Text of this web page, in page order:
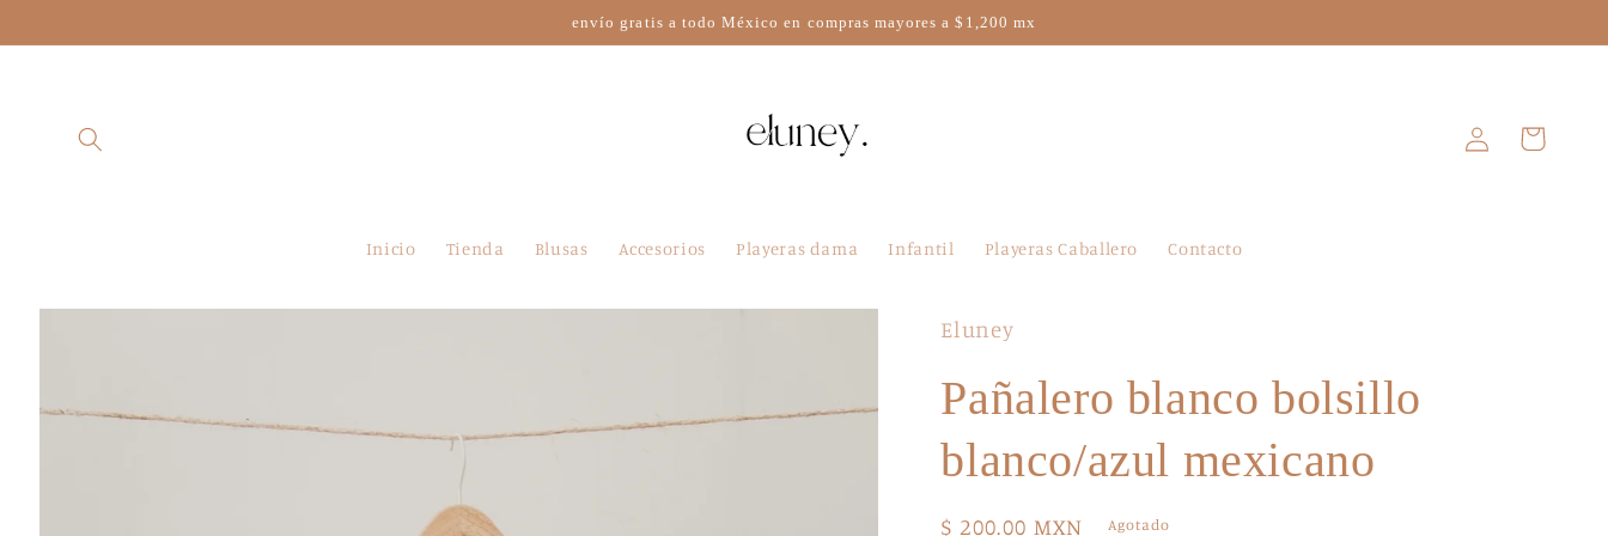
al contenido
envío gratis a todo México en compras mayores a $1,200 mx
Inicio Tienda Blusas Accesorios Playeras dama Infantil Playeras Caballero Contacto
Iniciar
sesión
Carrito
directamente
Eluney
Pañalero blanco bolsillo
blanco/azul mexicano
Precio
$ 200.00 MXN Agotado